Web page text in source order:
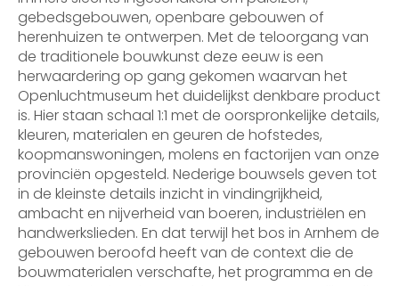
gebedsgebouwen, openbare gebouwen of
herenhuizen te ontwerpen. Met de teloorgang van
de traditionele bouwkunst deze eeuw is een
herwaardering op gang gekomen waarvan het
Openluchtmuseum het duidelijkst denkbare product
is. Hier staan schaal 1:1 met de oorspronkelijke details,
kleuren, materialen en geuren de hofstedes,
koopmanswoningen, molens en factorijen van onze
provinciën opgesteld. Nederige bouwsels geven tot
in de kleinste details inzicht in vindingrijkheid,
ambacht en nijverheid van boeren, industriëlen en
handwerkslieden. En dat terwijl het bos in Arnhem de
gebouwen beroofd heeft van de context die de
bouwmaterialen verschafte, het programma en de